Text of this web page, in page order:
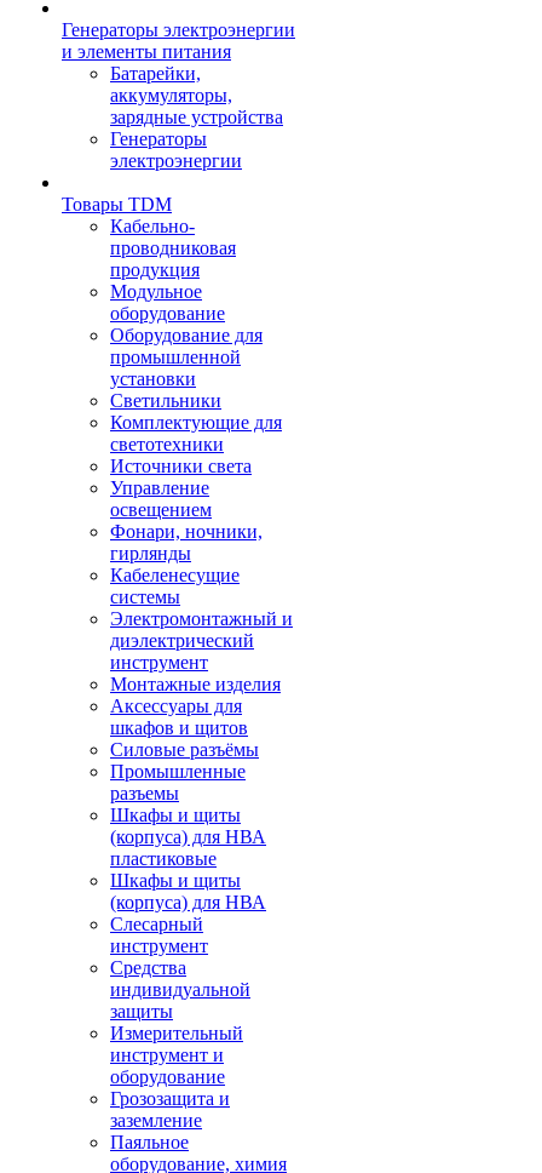
Генераторы электроэнергии
и элементы питания
Батарейки,
аккумуляторы,
зарядные устройства
Генераторы
электроэнергии
Товары TDM
Кабельно-
проводниковая
продукция
Модульное
оборудование
Оборудование для
промышленной
установки
Светильники
Комплектующие для
светотехники
Источники света
Управление
освещением
Фонари, ночники,
гирлянды
Кабеленесущие
системы
Электромонтажный и
диэлектрический
инструмент
Монтажные изделия
Аксессуары для
шкафов и щитов
Силовые разъёмы
Промышленные
разъемы
Шкафы и щиты
(корпуса) для НВА
пластиковые
Шкафы и щиты
(корпуса) для НВА
Слесарный
инструмент
Средства
индивидуальной
защиты
Измерительный
инструмент и
оборудование
Грозозащита и
заземление
Паяльное
оборудование, химия